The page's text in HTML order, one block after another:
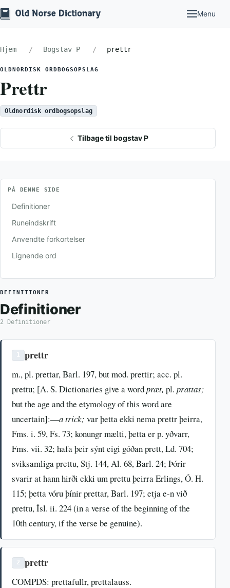
Menu
Hjem Bogstav P prettr
OLDNORDISK ORDBOGSOPSLAG
Prettr
Oldnordisk ordbogsopslag
Tilbage til bogstav P
PÅ DENNE SIDE
Definitioner
Runeindskrift
Anvendte forkortelser
Lignende ord
DEFINITIONER
Definitioner
2 Definitioner
prettr
m., pl. prettar, Barl. 197, but mod. prettir; acc. pl.
prettu; [A. S. Dictionaries give a wordpræt, pl. prattas;
but the age and the etymology of this word are
uncertain]:—a trick; var þetta ekki nema prettr þeirra,
Fms. i. 59, Fs. 73; konungr mælti, þetta er p. yðvarr,
Fms. vii. 32; hafa þeir sýnt eigi góðan prett, Ld. 704;
sviksamliga prettu, Stj. 144, Al. 68, Barl. 24; Þórir
svarir at hann hirði ekki um prettu þeirra Erlings, Ó. H.
115; þetta vóru þínir prettar, Barl. 197; etja e-n við
prettu, Ísl. ii. 224 (in a verse of the beginning of the
10th century, if the verse be genuine).
prettr
COMPDS: prettafullr, prettalauss.